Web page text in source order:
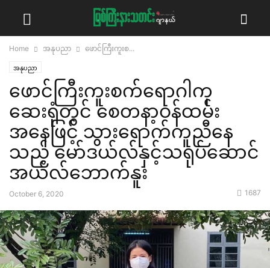
Home အနုပညာ ဖောင်ကြီးကူးစ...
အနုပညာ
ဖောင်ကြီးကူးစက်ရောဂါကု
ဆေးရုံတွင် စေတနာ့ဝန်ထမ်း
အနေဖြင့် သွားရောက်ကူညီနေ
သည့် မော်ဒယ်လ်နှင့်သရုပ်ဆောင်
အယ်လ်ဘောက်နူး
October 6, 2020 1687